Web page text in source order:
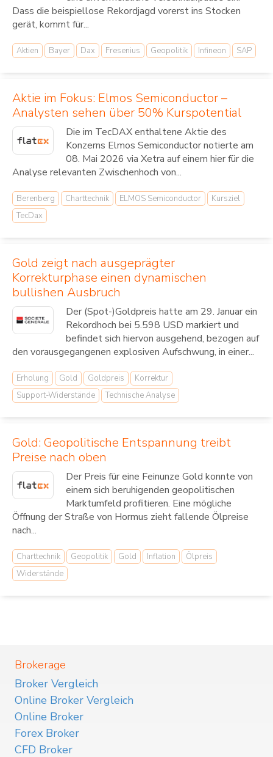
Dass die beispiellose Rekordjagd vorerst ins Stocken
gerät, kommt für...
Aktien Bayer Dax Fresenius Geopolitik Infineon SAP
Aktie im Fokus: Elmos Semiconductor –
Analysten sehen über 50% Kurspotential
Die im TecDAX enthaltene Aktie des
Konzerns Elmos Semiconductor notierte am
08. Mai 2026 via Xetra auf einem hier für die
Analyse relevanten Zwischenhoch von...
Berenberg Charttechnik ELMOS Semiconductor
Kursziel
TecDax
Gold zeigt nach ausgeprägter
Korrekturphase einen dynamischen
bullishen Ausbruch
Der (Spot-)Goldpreis hatte am 29. Januar ein
Rekordhoch bei 5.598 USD markiert und
befindet sich hiervon ausgehend, bezogen auf
den vorausgegangenen explosiven Aufschwung, in einer...
Erholung Gold Goldpreis
Korrektur
Support-Widerstände
Technische Analyse
Gold: Geopolitische Entspannung treibt
Preise nach oben
Der Preis für eine Feinunze Gold konnte von
einem sich beruhigenden geopolitischen
Marktumfeld profitieren. Eine mögliche
Öffnung der Straße von Hormus zieht fallende Ölpreise
nach...
Charttechnik Geopolitik Gold Inflation
Ölpreis
Widerstände
Brokerage
Broker Vergleich
Online Broker Vergleich
Online Broker
Forex Broker
CFD Broker